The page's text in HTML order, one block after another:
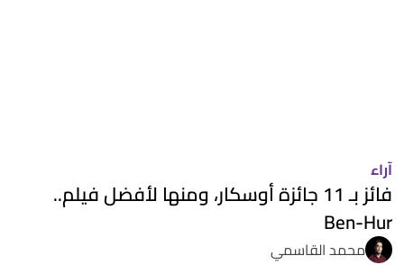
آراء
فائز بـ 11 جائزة أوسكار، ومنها لأفضل فيلم..
Ben-Hur
محمد القاسمي